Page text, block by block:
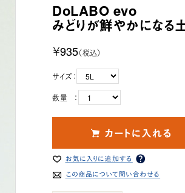
DoLABO evo
みどりが鮮やかになる
￥935（税込）
サイズ：
数量 ：